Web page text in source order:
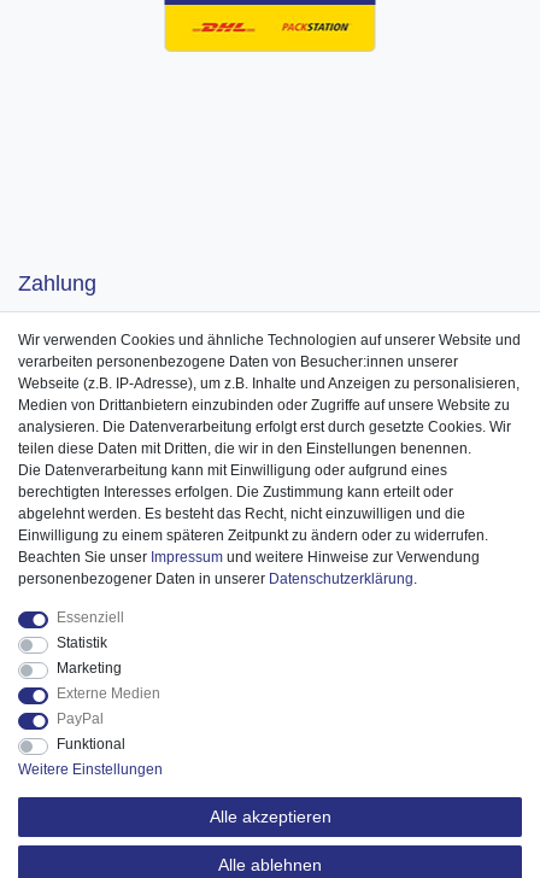
Zahlung
Wir verwenden Cookies und ähnliche Technologien auf unserer Website und
verarbeiten personenbezogene Daten von Besucher:innen unserer
Webseite (z.B. IP-Adresse), um z.B. Inhalte und Anzeigen zu personalisieren,
Medien von Drittanbietern einzubinden oder Zugriffe auf unsere Website zu
analysieren. Die Datenverarbeitung erfolgt erst durch gesetzte Cookies. Wir
teilen diese Daten mit Dritten, die wir in den Einstellungen benennen.
Die Datenverarbeitung kann mit Einwilligung oder aufgrund eines
berechtigten Interesses erfolgen. Die Zustimmung kann erteilt oder
abgelehnt werden. Es besteht das Recht, nicht einzuwilligen und die
Einwilligung zu einem späteren Zeitpunkt zu ändern oder zu widerrufen.
Beachten Sie unser Impressum und weitere Hinweise zur Verwendung
personenbezogener Daten in unserer Daten­schutz­erklärung.
Essenziell
Statistik
Marketing
Externe Medien
PayPal
Funktional
Weitere Einstellungen
Alle akzeptieren
Alle ablehnen